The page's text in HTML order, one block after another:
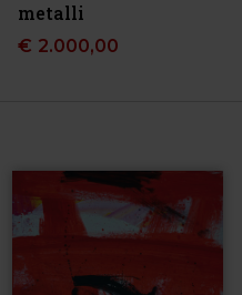
metalli
€ 2.000,00